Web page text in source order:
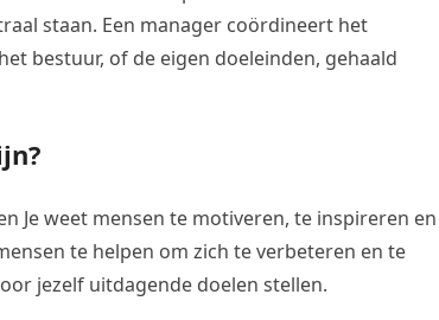
staan. Een manager coördineert het
bestuur, of de eigen doeleinden, gehaald
Je weet mensen te motiveren, te inspireren en
te helpen om zich te verbeteren en te
jezelf uitdagende doelen stellen.